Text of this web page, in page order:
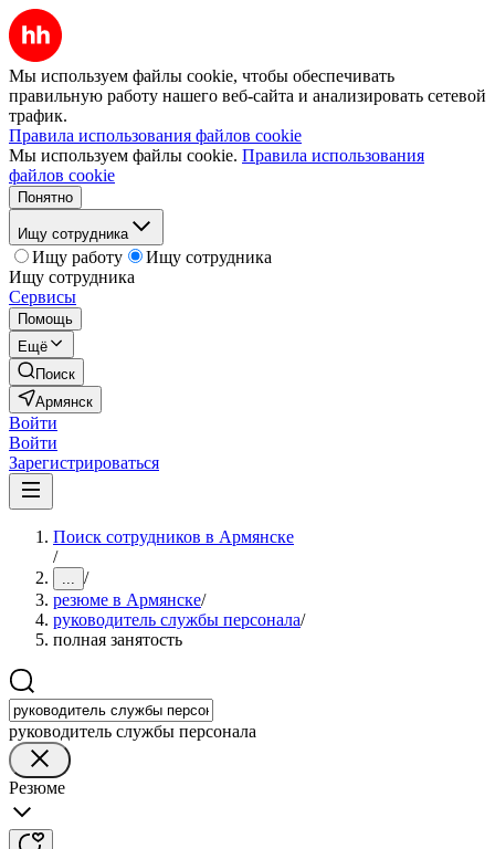
Мы используем файлы cookie, чтобы обеспечивать
правильную работу нашего веб-сайта и анализировать сетевой
трафик.
Правила использования файлов cookie
Мы используем файлы cookie. Правила использования
файлов cookie
Понятно
Ищу сотрудника
Ищу работу
Ищу сотрудника
Ищу сотрудника
Сервисы
Помощь
Ещё
Поиск
Армянск
Войти
Войти
Зарегистрироваться
Поиск сотрудников в Армянске
/
... /
резюме в Армянске/
руководитель службы персонала/
полная занятость
руководитель службы персонала
Резюме